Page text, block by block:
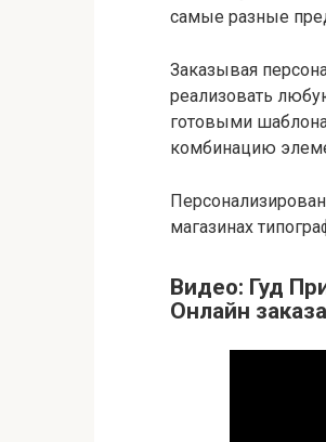
самые разные
Заказывая
реализовать
готовыми
комбинацию
магазинах
Видео: Гуд
Онлайн